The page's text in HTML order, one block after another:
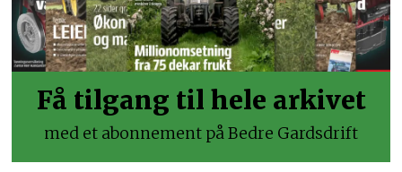
Få tilgang til hele arkivet
med et abonnement på Bedre Gardsdrift